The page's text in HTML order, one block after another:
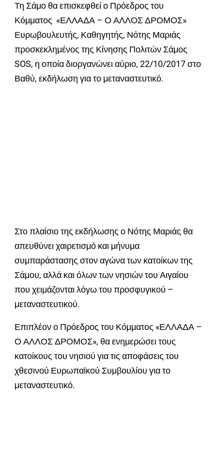
Τη Σάμο θα επισκεφθεί ο Πρόεδρος του
Κόμματος «ΕΛΛΑΔΑ – Ο ΑΛΛΟΣ ΔΡΟΜΟΣ»
Ευρωβουλευτής, Καθηγητής, Νότης Μαριάς
προσκεκλημένος της Κίνησης Πολιτών Σάμος
SOS, η οποία διοργανώνει αύριο, 22/10/2017 στο
Βαθύ, εκδήλωση για το μεταναστευτικό.
Στο πλαίσιο της εκδήλωσης ο Νότης Μαριάς θα
απευθύνει χαιρετισμό και μήνυμα
συμπαράστασης στον αγώνα των κατοίκων της
Σάμου, αλλά και όλων των νησιών του Αιγαίου
που χειμάζονται λόγω του προσφυγικού –
μεταναστευτικού.
Επιπλέον ο Πρόεδρος του Κόμματος «ΕΛΛΑΔΑ –
Ο ΑΛΛΟΣ ΔΡΟΜΟΣ», θα ενημερώσει τους
κατοίκους του νησιού για τις αποφάσεις του
χθεσινού Ευρωπαϊκού Συμβουλίου για το
μεταναστευτικό.